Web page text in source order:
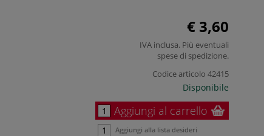
€ 3,60
IVA inclusa. Più eventuali
spese di spedizione.
Codice articolo 42415
Disponibile
Aggiungi al carrello
Aggiungi alla lista desideri